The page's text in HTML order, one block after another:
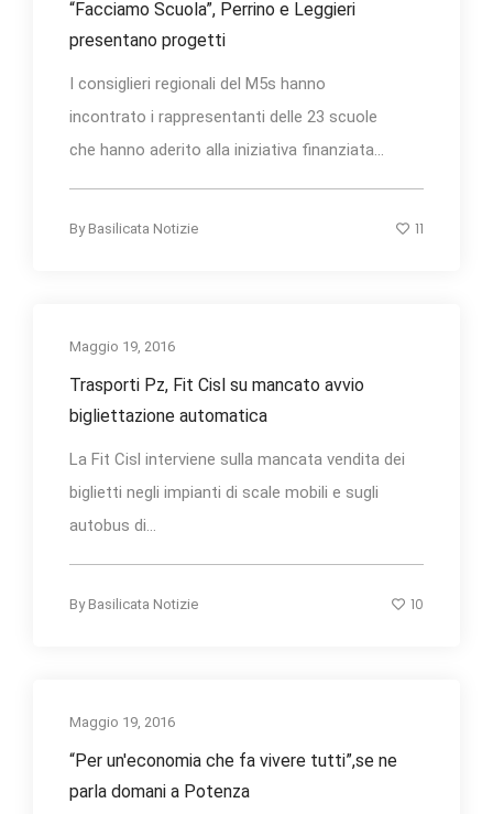
“Facciamo Scuola”, Perrino e Leggieri
presentano progetti
I consiglieri regionali del M5s hanno
incontrato i rappresentanti delle 23 scuole
che hanno aderito alla iniziativa finanziata...
By Basilicata Notizie 11
Maggio 19, 2016
Trasporti Pz, Fit Cisl su mancato avvio
bigliettazione automatica
La Fit Cisl interviene sulla mancata vendita dei
biglietti negli impianti di scale mobili e sugli
autobus di...
By Basilicata Notizie 10
Maggio 19, 2016
“Per un'economia che fa vivere tutti”,se ne
parla domani a Potenza